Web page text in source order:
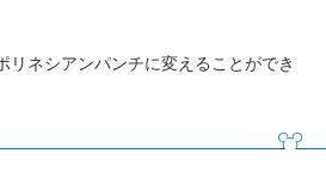
リネシアンパンチに変えることができ